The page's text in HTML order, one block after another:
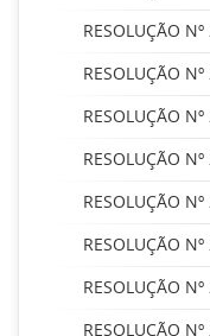
RESOLUÇÃO
RESOLUÇÃO
RESOLUÇÃO
RESOLUÇÃO
RESOLUÇÃO
RESOLUÇÃO
RESOLUÇÃO
RESOLUÇÃO